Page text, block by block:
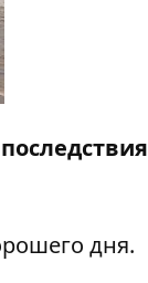
дня.